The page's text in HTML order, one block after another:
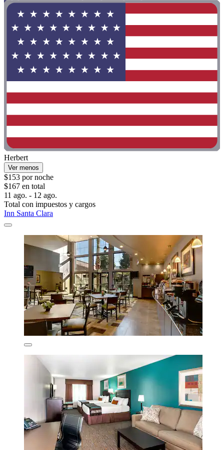
Herbert
Ver menos
$153 por noche
$167 en total
11 ago. - 12 ago.
Total con impuestos y cargos
Inn Santa Clara